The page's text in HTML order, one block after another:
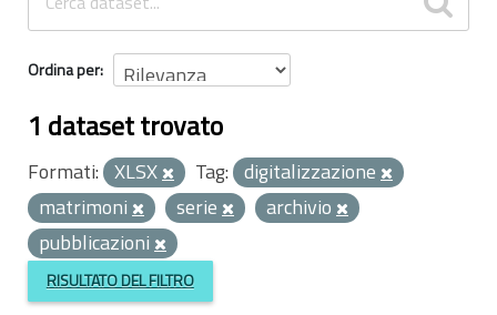
Ordina per
1 dataset trovato
Formati: XLSX Tag: digitalizzazione
matrimoni
serie
archivio
pubblicazioni
RISULTATO DEL FILTRO